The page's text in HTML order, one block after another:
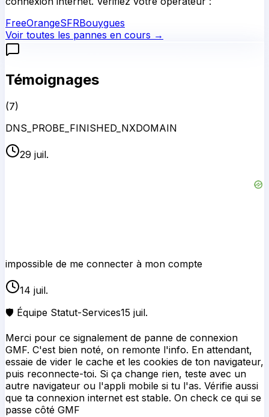
FreeOrangeSFRBouygues
Voir toutes les pannes en cours →
Témoignages
(7)
DNS_PROBE_FINISHED_NXDOMAIN
29 juil.
impossible de me connecter à mon compte
14 juil.
🛡️ Équipe Statut-Services15 juil.
Merci pour ce signalement de panne de connexion
GMF. C'est bien noté, on remonte l'info. En attendant,
essaie de vider le cache et les cookies de ton navigateur,
puis reconnecte-toi. Si ça change rien, teste avec un
autre navigateur ou l'appli mobile si tu l'as. Vérifie aussi
que ta connexion internet est stable. On check ce qui se
passe côté GMF